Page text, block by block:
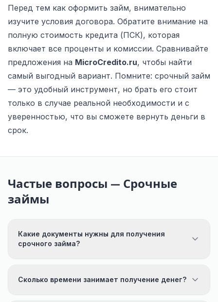
Перед тем как оформить займ, внимательно
изучите условия договора. Обратите внимание на
полную стоимость кредита (ПСК), которая
включает все проценты и комиссии. Сравнивайте
предложения на MicroCredito.ru, чтобы найти
самый выгодный вариант. Помните: срочный займ
— это удобный инструмент, но брать его стоит
только в случае реальной необходимости и с
уверенностью, что вы сможете вернуть деньги в
срок.
Частые вопросы — Срочные
займы
Какие документы нужны для получения
срочного займа?
Сколько времени занимает получение денег?